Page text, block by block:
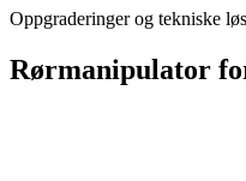
Oppgraderinger og tekniske
Rørmanipulator